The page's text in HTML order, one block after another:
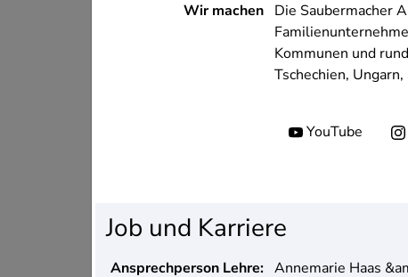
Wir machen Die Saubermacher
Kommunen und
Tschechien,
Soziale Medien
YouTube
Job und Karriere
Ansprechperson Lehre: Annemarie Haas